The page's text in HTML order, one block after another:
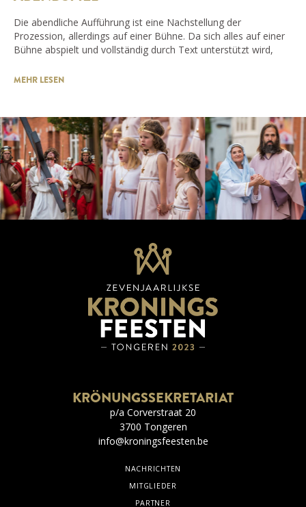
Die abendliche Aufführung ist eine Nachstellung der
Prozession, allerdings auf einer Bühne. Da sich alles auf einer
Bühne abspielt und vollständig durch Text unterstützt wird,
MEHR LESEN
KRÖNUNGSSEKRETARIAT
p/a Corverstraat 20
3700 Tongeren
info@kroningsfeesten.be
NACHRICHTEN
MITGLIEDER
PARTNER